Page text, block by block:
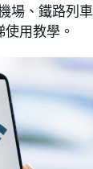
場、鐵路列
用教學。